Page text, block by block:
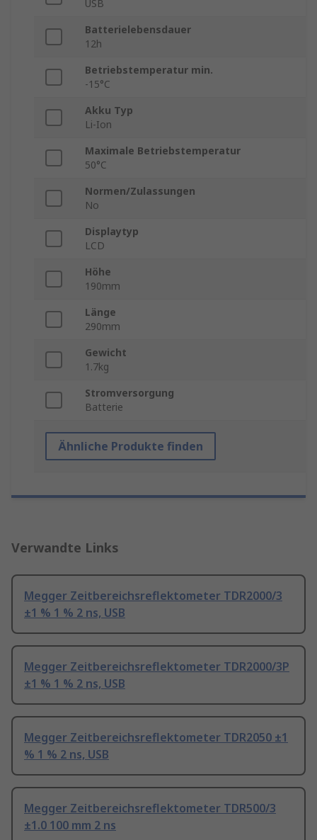
USB
Batterielebensdauer
12h
Betriebstemperatur min.
-15°C
Akku Typ
Li-Ion
Maximale Betriebstemperatur
50°C
Normen/Zulassungen
No
Displaytyp
LCD
Höhe
190mm
Länge
290mm
Gewicht
1.7kg
Stromversorgung
Batterie
Ähnliche Produkte finden
Verwandte Links
Megger Zeitbereichsreflektometer TDR2000/3
±1 % 1 % 2 ns, USB
Megger Zeitbereichsreflektometer TDR2000/3P
±1 % 1 % 2 ns, USB
Megger Zeitbereichsreflektometer TDR2050 ±1
% 1 % 2 ns, USB
Megger Zeitbereichsreflektometer TDR500/3
±1.0 100 mm 2 ns